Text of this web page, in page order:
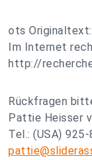
ots
Im Internet
http://
Rückfragen
Pattie Heisser
Tel.: (USA)